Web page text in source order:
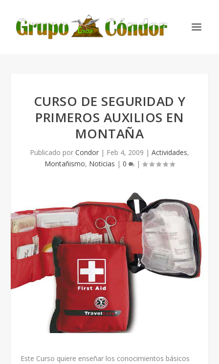
CURSO DE SEGURIDAD Y
PRIMEROS AUXILIOS EN
MONTAÑA
Publicado por Condor | Feb 4, 2009 | Actividades,
Montañismo, Noticias | 0 |
Este Curso quiere enseñar los conocimientos básicos